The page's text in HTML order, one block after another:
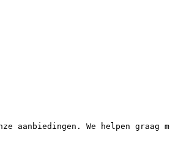
aanbiedingen. We helpen